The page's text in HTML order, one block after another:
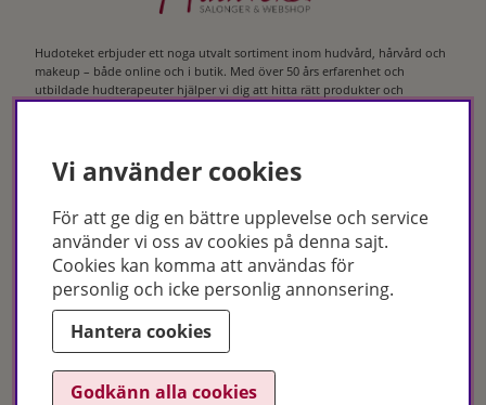
Hudoteket erbjuder ett noga utvalt sortiment inom hudvård, hårvård och
makeup – både online och i butik. Med över 50 års erfarenhet och
utbildade hudterapeuter hjälper vi dig att hitta rätt produkter och
Copyright © Hudoteket 2025
Org.nr: 556172-2066
Vi använder cookies
För att ge dig en bättre upplevelse och service
använder vi oss av cookies på denna sajt.
Cookies kan komma att användas för
personlig och icke personlig annonsering.
Hantera cookies
Godkänn alla cookies